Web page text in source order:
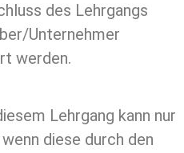
des Lehrgangs
Unternehmer
werden.
Lehrgang kann nur
diese durch den